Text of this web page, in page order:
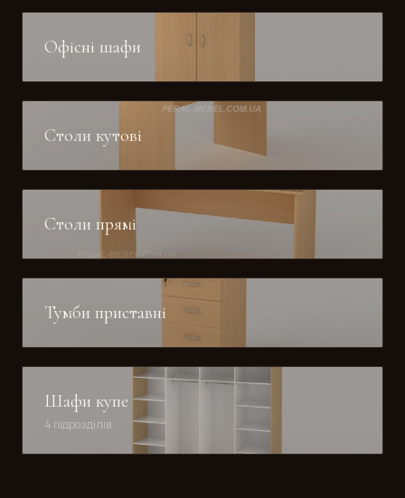
Офісні шафи
Столи кутові
Столи прямі
Тумби приставні
Шафи купе
4 підрозділів